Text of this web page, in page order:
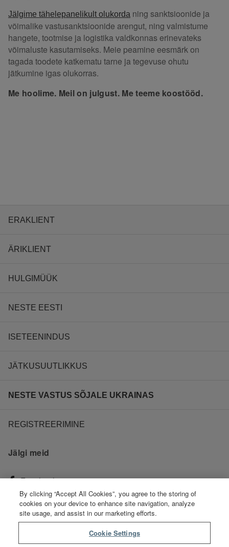
Jälgime tähelepanelikult olukorda ning sanktsioonide ja
võimalike vastusanktsioonide arengut, ning valmistume
hangete, tootmise ja logistika valdkonnas erinevateks
võimaluste kasutamiseks. Meie peamine eesmärk on
tagada toodete katkematu tarne ja tegevuse ohutu
jätkumine igas olukorras.
Me hoolime. Meil on julgust. Me teeme koostööd.
ERAKLIENT
ÄRIKLIENT
HULGIMÜÜK
NESTE EESTI
ISETEENINDUS
JÄTKUSUUTLIKKUS
NESTE VASTUS SÕJALE UKRAINAS
REGISTREERIMINE
Jälgi meid
Facebook
Instagram
By clicking “Accept All Cookies”, you agree to the storing of
cookies on your device to enhance site navigation, analyze
site usage, and assist in our marketing efforts.
Cookie Settings